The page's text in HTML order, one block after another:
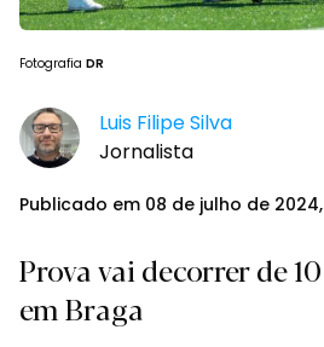
Fotografia DR
Luis Filipe Silva
Jornalista
Publicado em 08 de julho de 2024,
Prova vai decorrer de
em Braga